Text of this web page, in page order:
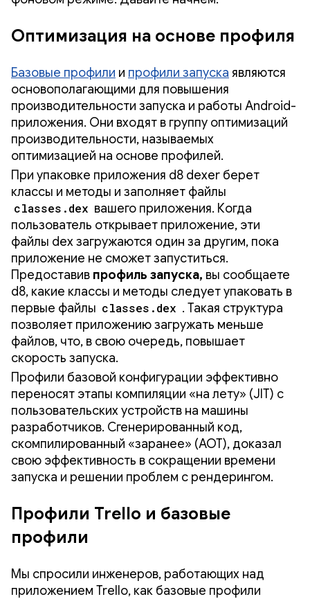
Оптимизация на основе профиля
Базовые профили и профили запуска являются
основополагающими для повышения
производительности запуска и работы Android-
приложения. Они входят в группу оптимизаций
производительности, называемых
оптимизацией на основе профилей.
При упаковке приложения d8 dexer берет
классы и методы и заполняет файлы
classes.dex вашего приложения. Когда
пользователь открывает приложение, эти
файлы dex загружаются один за другим, пока
приложение не сможет запуститься.
Предоставив профиль запуска, вы сообщаете
d8, какие классы и методы следует упаковать в
первые файлы classes.dex . Такая структура
позволяет приложению загружать меньше
файлов, что, в свою очередь, повышает
скорость запуска.
Профили базовой конфигурации эффективно
переносят этапы компиляции «на лету» (JIT) с
пользовательских устройств на машины
разработчиков. Сгенерированный код,
скомпилированный «заранее» (AOT), доказал
свою эффективность в сокращении времени
запуска и решении проблем с рендерингом.
Профили Trello и базовые
профили
Мы спросили инженеров, работающих над
приложением Trello, как базовые профили